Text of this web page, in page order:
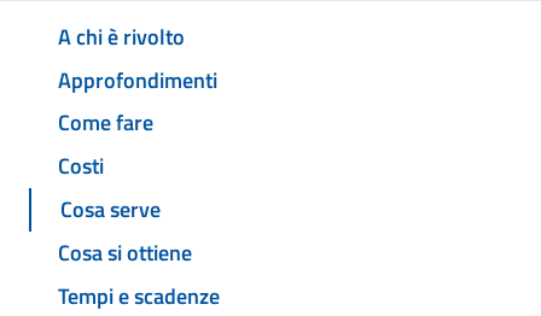
A chi è rivolto
Approfondimenti
Come fare
Costi
Cosa serve
Cosa si ottiene
Tempi e scadenze